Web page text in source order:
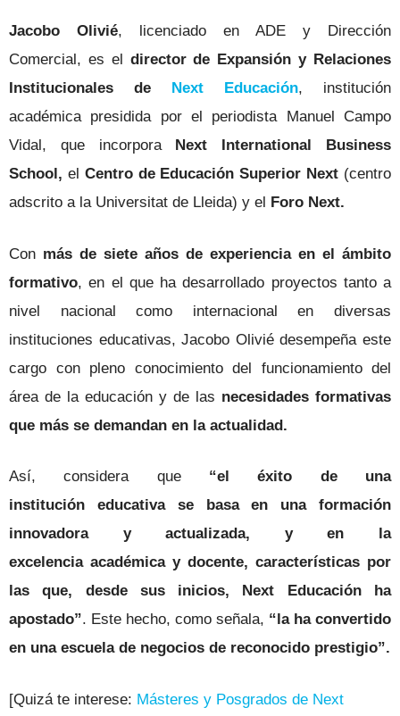
Jacobo Olivié, licenciado en ADE y Dirección
Comercial, es el director de Expansión y Relaciones
Institucionales de
Next Educación, institución
académica presidida por el periodista Manuel Campo
Vidal, que incorpora
Next International Business
School, el Centro de Educación Superior Next (centro
adscrito a la Universitat de Lleida) y el
Foro Next.
Con más de siete años de experiencia en el ámbito
formativo, en el que ha desarrollado proyectos tanto a
nivel nacional como internacional en diversas
instituciones educativas, Jacobo Olivié desempeña este
cargo con pleno conocimiento del funcionamiento del
área de la educación y de las necesidades formativas
que más se demandan en la actualidad.
Así, considera que “el éxito de una
institución educativa se basa en una formación
innovadora y actualizada, y en la
excelencia académica y docente, características por
las que, desde sus inicios, Next Educación ha
apostado”. Este hecho, como señala, “la ha convertido
en una escuela de negocios de reconocido prestigio”.
[Quizá te interese: Másteres y Posgrados de Next